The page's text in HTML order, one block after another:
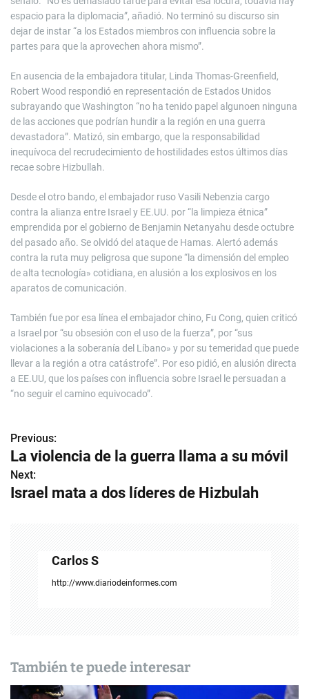
espacio para la diplomacia”, añadió. No terminó su discurso sin
dejar de instar “a los Estados miembros con influencia sobre la
partes para que la aprovechen ahora mismo”.
En ausencia de la embajadora titular, Linda Thomas-Greenfield,
Robert Wood respondió en representación de Estados Unidos
subrayando que Washington “no ha tenido papel algunoen ninguna
de las acciones que podrían hundir a la región en una guerra
devastadora”. Matizó, sin embargo, que la responsabilidad
inequívoca del recrudecimiento de hostilidades estos últimos días
recae sobre Hizbullah.
Desde el otro bando, el embajador ruso Vasili Nebenzia cargo
contra la alianza entre Israel y EE.UU. por “la limpieza étnica”
emprendida por el gobierno de Benjamin Netanyahu desde octubre
del pasado año. Se olvidó del ataque de Hamas. Alertó además
contra la ruta muy peligrosa que supone “la dimensión del empleo
de alta tecnología» cotidiana, en alusión a los explosivos en los
aparatos de comunicación.
También fue por esa línea el embajador chino, Fu Cong, quien criticó
a Israel por “su obsesión con el uso de la fuerza”, por “sus
violaciones a la soberanía del Líbano» y por su temeridad que puede
llevar a la región a otra catástrofe”. Por eso pidió, en alusión directa
a EE.UU, que los países con influencia sobre Israel le persuadan a
“no seguir el camino equivocado”.
N
a
v
n
Previous:
La violencia de la guerra llama a su móvil
Next:
Israel mata a dos líderes de Hizbulah
Carlos S
http://www.diariodeinformes.com
También te puede interesar